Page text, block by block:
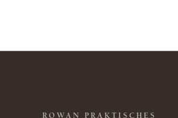
ROWAN PRAKTISCHES